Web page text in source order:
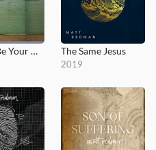
Blessed Be Your Name (The Songs of Matt Redman, Vol. 1) The Same Jesus
2019